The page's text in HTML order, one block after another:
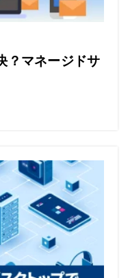
？マネージドサ